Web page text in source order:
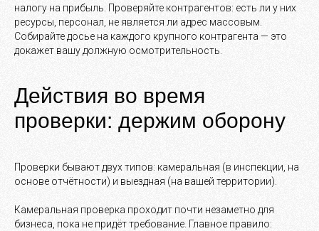
налогу на прибыль. Проверяйте контрагентов: есть ли у них
ресурсы, персонал, не является ли адрес массовым.
Собирайте досье на каждого крупного контрагента — это
докажет вашу должную осмотрительность.
Действия во время
проверки: держим оборону
Проверки бывают двух типов: камеральная (в инспекции, на
основе отчётности) и выездная (на вашей территории).
Камеральная проверка проходит почти незаметно для
бизнеса, пока не придёт требование. Главное правило: